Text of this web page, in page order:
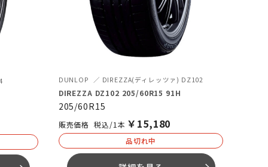
DUNLOP DIREZZA(ディレッツァ) DZ102
DIREZZA DZ102 205/60R15 91H
205/60R15
税込/1本 ￥ 15,180
品切れ中